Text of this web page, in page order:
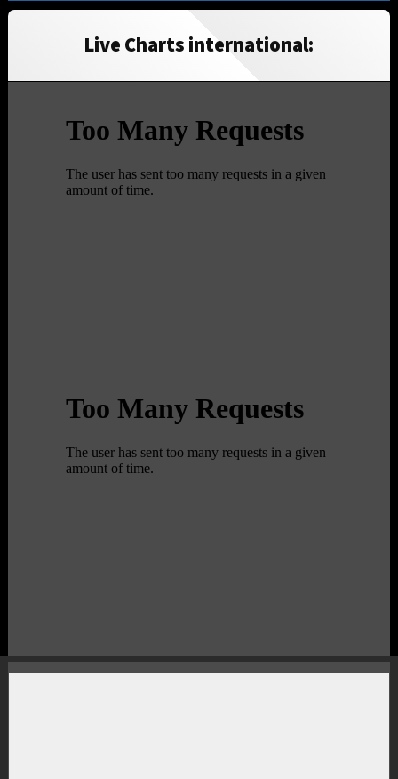
Live Charts international: